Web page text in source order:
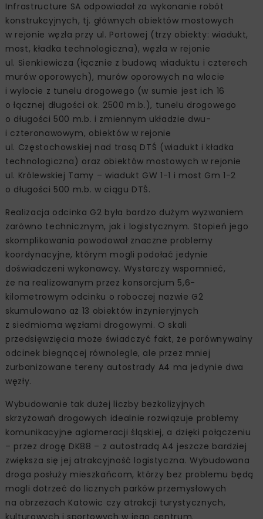
Infrastructure SA odpowiadał za wykonanie robót
konstrukcyjnych, tj. głównych obiektów mostowych
w rejonie węzła przy ul. Portowej (trzy obiekty: wiadukt,
most, kładka technologiczna), węzła w rejonie
ul. Sienkiewicza (łącznie z budową wiaduktu i czterech
murów oporowych), murów oporowych na wlocie
i wylocie z tunelu drogowego (w sumie jest ich 16
o łącznej długości ok. 2500 m.b.), tunelu drogowego
o długości 500 m.b. i zmiennym układzie dwu-
i czteronawowym, obiektów w rejonie
ul. Częstochowskiej nad trasą DTŚ (wiadukt i kładka
technologiczna) oraz obiektów mostowych w rejonie
ul. Królewskiej Tamy – wiadukt GW 1-1 i most Gm 1-2
o długości 500 m.b. w ciągu DTŚ.
Realizacja odcinka G2 była bardzo dużym wyzwaniem
zarówno technicznym, jak i logistycznym. Stopień jego
skomplikowania powodował znaczne problemy
koordynacyjne, którym mogli podołać jedynie
doświadczeni wykonawcy. Wystarczy wspomnieć,
że na realizowanym przez konsorcjum 5,6-
kilometrowym odcinku o roboczej nazwie G2
skumulowano aż 13 obiektów inżynieryjnych
z siedmioma węzłami drogowymi. O skali
przedsięwzięcia może świadczyć fakt, że porównywalny
odcinek biegnącej równolegle, ale przez mniej
zurbanizowane tereny autostrady A4 ma jedynie dwa
węzły.
Wybudowanie tak dużej liczby bezkolizyjnych
skrzyżowań drogowych idealnie rozwiązuje problemy
komunikacyjne aglomeracji śląskiej, a dzięki połączeniu
– przez drogę DK88 – z autostradą A4 jeszcze bardziej
zwiększa się jej atrakcyjność logistyczna. Wybudowana
droga posłuży mieszkańcom, którzy bez problemu będą
mogli dotrzeć do licznych parków przemysłowych
na obrzeżach Katowic czy atrakcji turystycznych,